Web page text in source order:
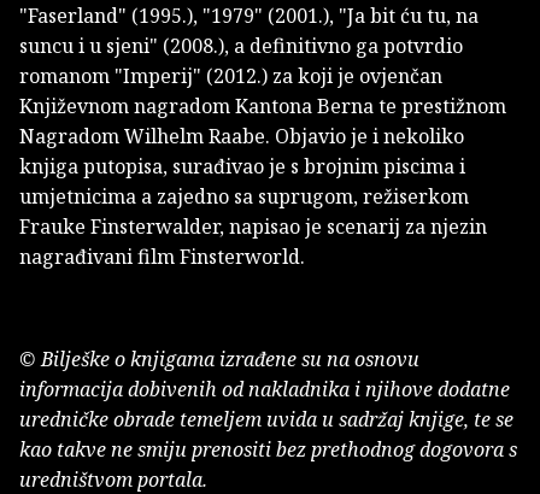
"Faserland" (1995.), "1979" (2001.), "Ja bit ću tu, na
suncu i u sjeni" (2008.), a definitivno ga potvrdio
romanom "Imperij" (2012.) za koji je ovjenčan
Književnom nagradom Kantona Berna te prestižnom
Nagradom Wilhelm Raabe. Objavio je i nekoliko
knjiga putopisa, surađivao je s brojnim piscima i
umjetnicima a zajedno sa suprugom, režiserkom
Frauke Finsterwalder, napisao je scenarij za njezin
nagrađivani film Finsterworld.
© Bilješke o knjigama izrađene su na osnovu
informacija dobivenih od nakladnika i njihove dodatne
uredničke obrade temeljem uvida u sadržaj knjige, te se
kao takve ne smiju prenositi bez prethodnog dogovora s
uredništvom portala.